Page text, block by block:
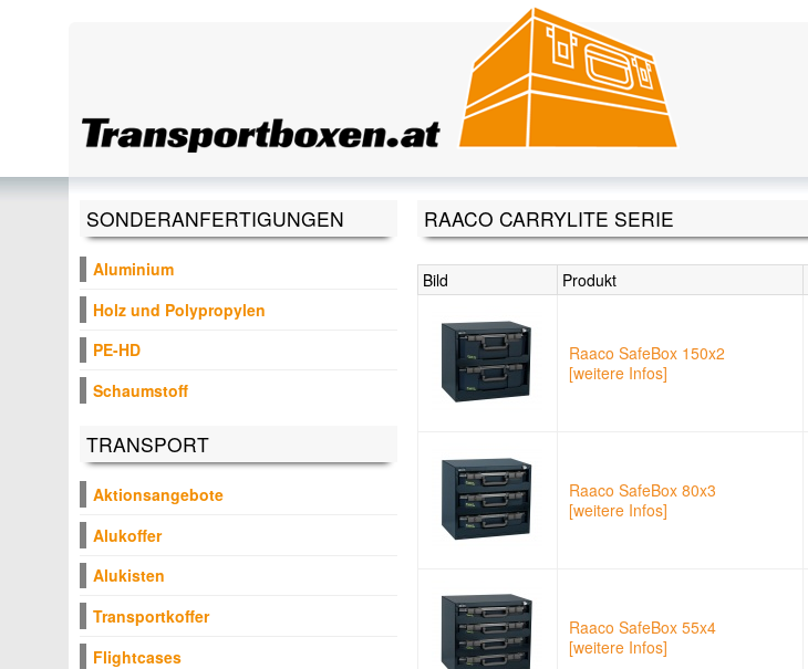
RAACO CARRYLITE SERIE
Bild Produkt
Raaco SafeBox 150x2
[weitere Infos]
Raaco SafeBox 80x3
[weitere Infos]
Raaco SafeBox 55x4
[weitere Infos]
SONDERANFERTIGUNGEN
Aluminium
Holz und Polypropylen
PE-HD
Schaumstoff
TRANSPORT
Aktionsangebote
Alukoffer
Alukisten
Transportkoffer
Flightcases